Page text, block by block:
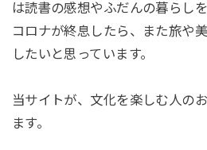
は読書の感想やふだんの暮らし
コロナが終息したら、また旅や
したいと思っています。
当サイトが、文化を楽しむ人の
ます。